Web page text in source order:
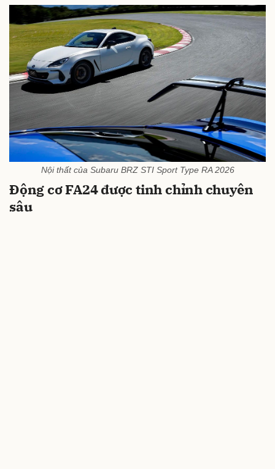
Nội thất của Subaru BRZ STI Sport Type RA 2026
Động cơ FA24 được tinh chỉnh chuyên
sâu